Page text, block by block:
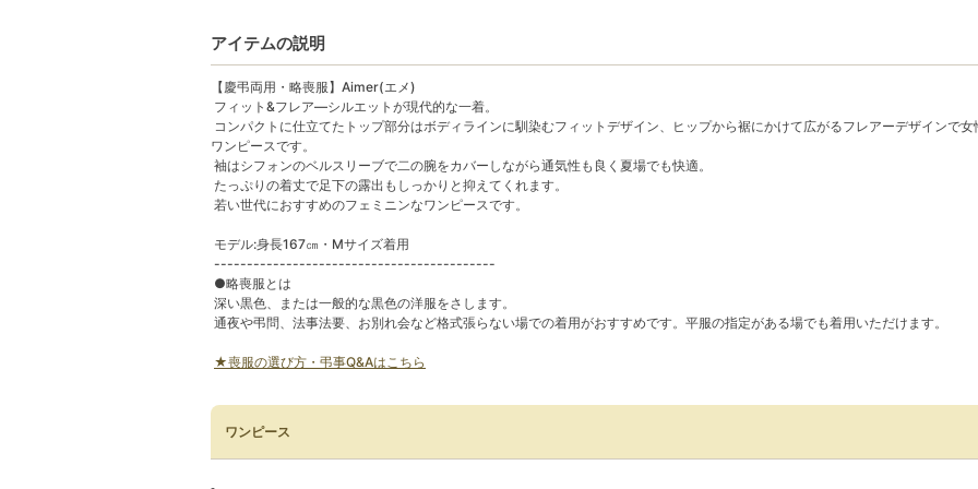
アイテムの説明
【慶弔両用・略喪服】Aimer(エメ)
フィット&フレア―シルエットが現代的な一着。
コンパクトに仕立てたトップ部分はボディラインに馴染むフィットデザイン、ヒップから裾にかけて広がるフレアーデザインで
ワンピースです。
袖はシフォンのベルスリーブで二の腕をカバーしながら通気性も良く夏場でも快適。
たっぷりの着丈で足下の露出もしっかりと抑えてくれます。
若い世代におすすめのフェミニンなワンピースです。
モデル:身長167㎝・Mサイズ着用
-------------------------------------------
●略喪服とは
深い黒色、または一般的な黒色の洋服をさします。
通夜や弔問、法事法要、お別れ会など格式張らない場での着用がおすすめです。平服の指定がある場でも着用いただけます。
★喪服の選び方・弔事Q&Aはこちら
ワンピース